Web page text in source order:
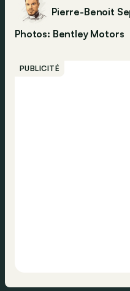
Pierre-Benoit
Photos: Bentley Motors
PUBLICITÉ